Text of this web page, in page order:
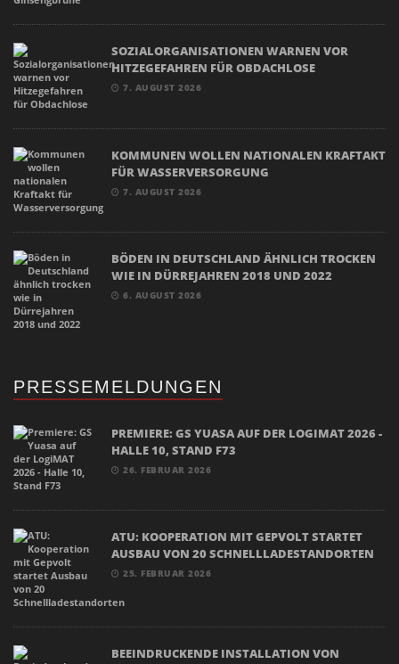
SOZIALORGANISATIONEN WARNEN VOR
HITZEGEFAHREN FÜR OBDACHLOSE
7. AUGUST 2026
KOMMUNEN WOLLEN NATIONALEN KRAFTAKT
FÜR WASSERVERSORGUNG
7. AUGUST 2026
BÖDEN IN DEUTSCHLAND ÄHNLICH TROCKEN
WIE IN DÜRREJAHREN 2018 UND 2022
6. AUGUST 2026
PRESSEMELDUNGEN
PREMIERE: GS YUASA AUF DER LOGIMAT 2026 -
HALLE 10, STAND F73
26. FEBRUAR 2026
ATU: KOOPERATION MIT GEPVOLT STARTET
AUSBAU VON 20 SCHNELLLADESTANDORTEN
25. FEBRUAR 2026
BEEINDRUCKENDE INSTALLATION VON